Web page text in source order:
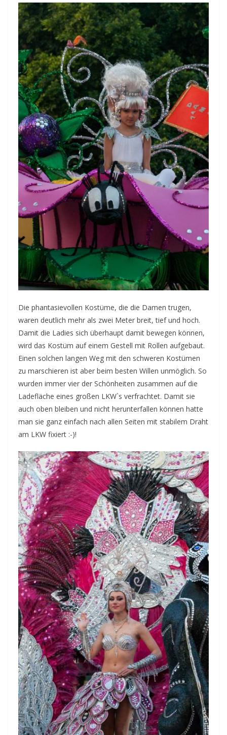
Die phantasievollen Kostüme, die die Damen trugen,
waren deutlich mehr als zwei Meter breit, tief und hoch.
Damit die Ladies sich überhaupt damit bewegen können,
wird das Kostüm auf einem Gestell mit Rollen aufgebaut.
Einen solchen langen Weg mit den schweren Kostümen
zu marschieren ist aber beim besten Willen unmöglich. So
wurden immer vier der Schönheiten zusammen auf die
Ladefläche eines großen LKW`s verfrachtet. Damit sie
auch oben bleiben und nicht herunterfallen können hatte
man sie ganz einfach nach allen Seiten mit stabilem Draht
am LKW fixiert :-)!